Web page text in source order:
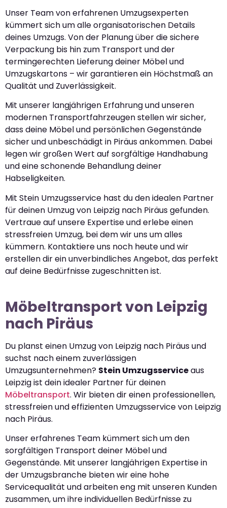
Unser Team von erfahrenen Umzugsexperten
kümmert sich um alle organisatorischen Details
deines Umzugs. Von der Planung über die sichere
Verpackung bis hin zum Transport und der
termingerechten Lieferung deiner Möbel und
Umzugskartons – wir garantieren ein Höchstmaß an
Qualität und Zuverlässigkeit.
Mit unserer langjährigen Erfahrung und unseren
modernen Transportfahrzeugen stellen wir sicher,
dass deine Möbel und persönlichen Gegenstände
sicher und unbeschädigt in Piräus ankommen. Dabei
legen wir großen Wert auf sorgfältige Handhabung
und eine schonende Behandlung deiner
Habseligkeiten.
Mit Stein Umzugsservice hast du den idealen Partner
für deinen Umzug von Leipzig nach Piräus gefunden.
Vertraue auf unsere Expertise und erlebe einen
stressfreien Umzug, bei dem wir uns um alles
kümmern. Kontaktiere uns noch heute und wir
erstellen dir ein unverbindliches Angebot, das perfekt
auf deine Bedürfnisse zugeschnitten ist.
Möbeltransport von Leipzig
nach Piräus
Du planst einen Umzug von Leipzig nach Piräus und
suchst nach einem zuverlässigen
Umzugsunternehmen? Stein Umzugsserviceaus
Leipzig ist dein idealer Partner für deinen
Möbeltransport. Wir bieten dir einen professionellen,
stressfreien und effizienten Umzugsservice von Leipzig
nach Piräus.
Unser erfahrenes Team kümmert sich um den
sorgfältigen Transport deiner Möbel und
Gegenstände. Mit unserer langjährigen Expertise in
der Umzugsbranche bieten wir eine hohe
Servicequalität und arbeiten eng mit unseren Kunden
zusammen, um ihre individuellen Bedürfnisse zu